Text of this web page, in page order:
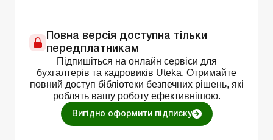
Повна версія доступна тільки
передплатникам
Підпишіться на онлайн сервіси для
бухгалтерів та кадровиків Uteka. Отримайте
повний доступ бібліотеки безпечних рішень, які
роблять вашу роботу ефективнішою.
Вигідно оформити підписку